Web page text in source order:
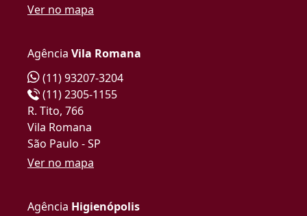
Ver no mapa
Agência Vila Romana
(11) 93207-3204
(11) 2305-1155
R. Tito, 766
Vila Romana
São Paulo - SP
Ver no mapa
Agência Higienópolis